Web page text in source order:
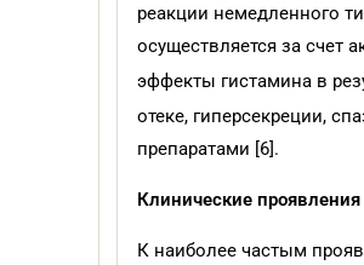
реакции немедленного
осуществляется за счет
эффекты гистамина в
отеке, гиперсекреции,
препаратами [6].
Клинические проявления
К наиболее частым